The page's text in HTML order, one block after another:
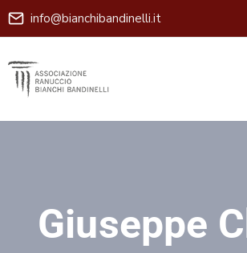
info@bianchibandinelli.it
Giuseppe